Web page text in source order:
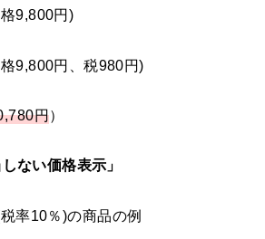
9,800円)
9,800円、税980円)
円）
ない価格表示」
率10％)の商品の例